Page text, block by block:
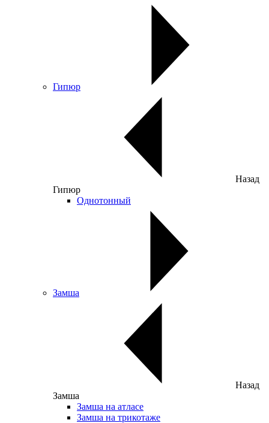
Гипюр
Назад
Гипюр
Однотонный
Замша
Назад
Замша
Замша на атласе
Замша на трикотаже